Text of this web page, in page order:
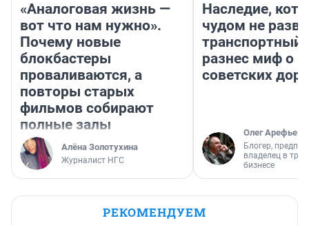
«Аналоговая жизнь —
вот что нам нужно».
Почему новые
блокбастеры
проваливаются, а
повторы старых
фильмов собирают
полные залы
Алёна Золотухина
Журналист НГС
Наследие,
чудом не
транспортный
разнес миф о
советских
Олег Арефьев
Блогер,
владелец в
бизнесе
РЕКОМЕНДУЕМ